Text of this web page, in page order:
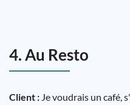
4. Au Resto
Client : Je voudrais un café,